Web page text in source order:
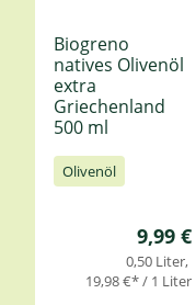
Biogreno
natives Olivenöl
extra
Griechenland
500 ml
Olivenöl
9,99 €
0,50 Liter
19,98 €* / 1 Liter